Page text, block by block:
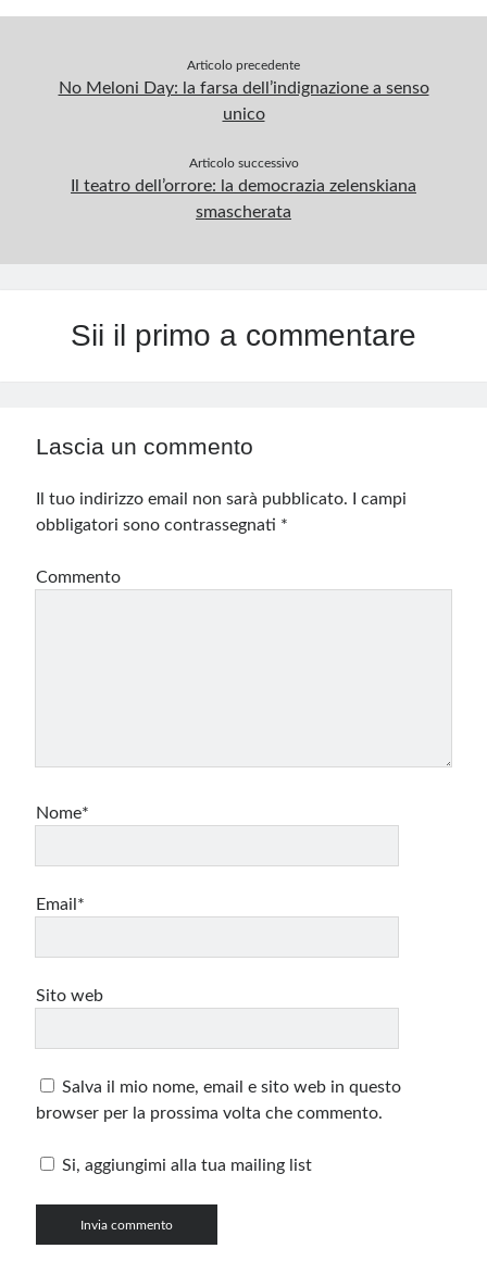
Articolo precedente
No Meloni Day: la farsa dell’indignazione a senso
unico
Articolo successivo
Il teatro dell’orrore: la democrazia zelenskiana
smascherata
Sii il primo a commentare
Lascia un commento
Il tuo indirizzo email non sarà pubblicato.
I campi
obbligatori sono contrassegnati *
Commento
Nome*
Email*
Sito web
Salva il mio nome, email e sito web in questo
browser per la prossima volta che commento.
Si, aggiungimi alla tua mailing list